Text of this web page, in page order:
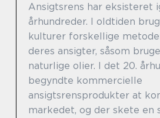
Ansigtsrens har eksisteret
århundreder. I oldtiden
kulturer forskellige
deres ansigter, såsom
naturlige olier. I det 20.
begyndte kommercielle
ansigtsrensprodukter at
markedet, og der skete en